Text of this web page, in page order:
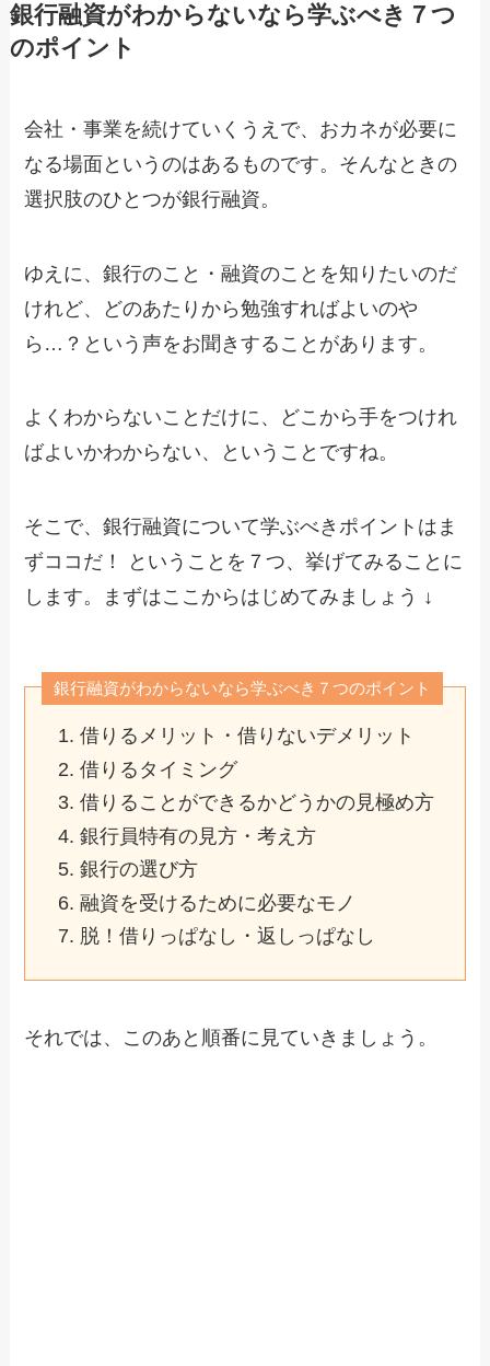
銀行融資がわからないなら学ぶべき７つ
のポイント
会社・事業を続けていくうえで、おカネが必要に
なる場面というのはあるものです。そんなときの
選択肢のひとつが銀行融資。
ゆえに、銀行のこと・融資のことを知りたいのだ
けれど、どのあたりから勉強すればよいのや
ら…？という声をお聞きすることがあります。
よくわからないことだけに、どこから手をつけれ
ばよいかわからない、ということですね。
そこで、銀行融資について学ぶべきポイントはま
ずココだ！ ということを７つ、挙げてみることに
します。まずはここからはじめてみましょう ↓
銀行融資がわからないなら学ぶべき７つのポイント
借りるメリット・借りないデメリット
借りるタイミング
借りることができるかどうかの見極め方
銀行員特有の見方・考え方
銀行の選び方
融資を受けるために必要なモノ
脱！借りっぱなし・返しっぱなし
それでは、このあと順番に見ていきましょう。